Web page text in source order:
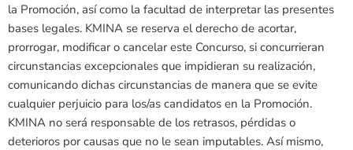
la Promoción, así como la facultad de interpretar las presentes
bases legales. KMINA se reserva el derecho de acortar,
prorrogar, modificar o cancelar este Concurso, si concurrieran
circunstancias excepcionales que impidieran su realización,
comunicando dichas circunstancias de manera que se evite
cualquier perjuicio para los/as candidatos en la Promoción.
KMINA no será responsable de los retrasos, pérdidas o
deterioros por causas que no le sean imputables. Así mismo,